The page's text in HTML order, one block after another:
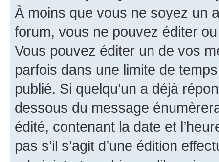
À moins que vous ne soyez un
forum, vous ne pouvez éditer
Vous pouvez éditer un de vos
parfois dans une limite de
publié. Si quelqu’un a déjà
dessous du message
édité, contenant la date et
pas s’il s’agit d’une édition